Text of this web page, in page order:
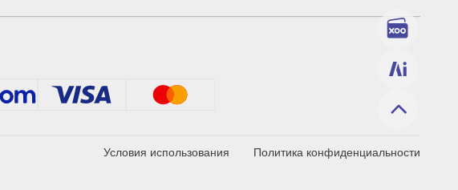
Условия использования Политика конфиденциальности